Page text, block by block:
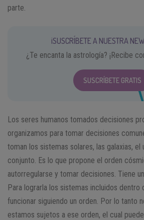
parte.
¡SUSCRÍBETE A NUESTRA
¿Te encanta la astrología? ¡Recibe
SUSCRÍBETE GRATIS
Los seres humanos tomados decisiones
organizamos para tomar decisiones
toman los sistemas solares, las galaxias, el
conjunto. Es lo que propone el orden
autorregularse y tomar decisiones. Tiene
Para lograrla los sistemas incluidos dentro
funcionar siguiendo un orden. Por lo tanto
estamos sujetos a ese orden, el cual